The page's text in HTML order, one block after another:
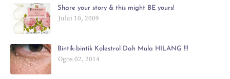
Share your story & this might BE yours!
Julai 10, 2009
Bintik-bintik Kolestrol Dah Mula HILANG !!!
Ogos 02, 2014